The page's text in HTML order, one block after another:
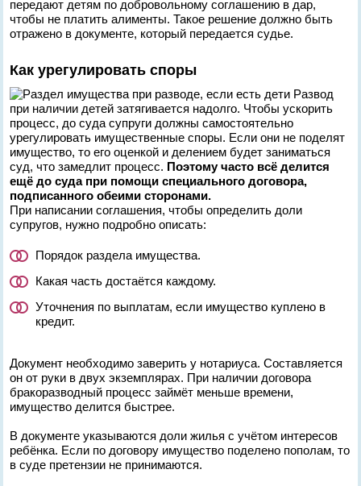
передают детям по добровольному соглашению в дар,
чтобы не платить алименты. Такое решение должно быть
отражено в документе, который передается судье.
Как урегулировать споры
Развод
при наличии детей затягивается надолго. Чтобы ускорить
процесс, до суда супруги должны самостоятельно
урегулировать имущественные споры. Если они не поделят
имущество, то его оценкой и делением будет заниматься
суд, что замедлит процесс. Поэтому часто всё делится
ещё до суда при помощи специального договора,
подписанного обеими сторонами.
При написании соглашения, чтобы определить доли
супругов, нужно подробно описать:
Порядок раздела имущества.
Какая часть достаётся каждому.
Уточнения по выплатам, если имущество куплено в
кредит.
Документ необходимо заверить у нотариуса. Составляется
он от руки в двух экземплярах. При наличии договора
бракоразводный процесс займёт меньше времени,
имущество делится быстрее.
В документе указываются доли жилья с учётом интересов
ребёнка. Если по договору имущество поделено пополам, то
в суде претензии не принимаются.